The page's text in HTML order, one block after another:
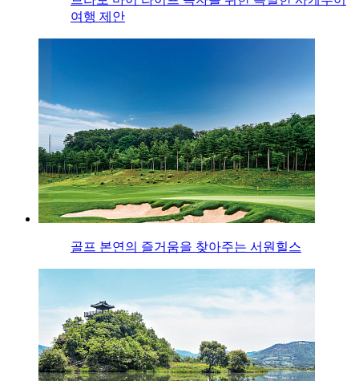
여행 제안
골프 본연의 즐거움을 찾아주는 서원힐스